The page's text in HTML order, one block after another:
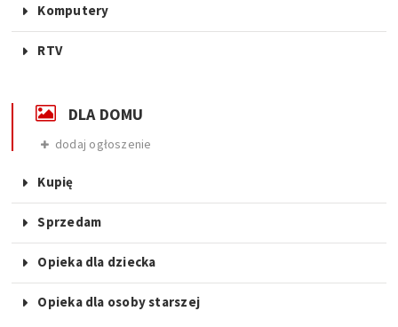
Komputery
RTV
DLA DOMU
dodaj ogłoszenie
Kupię
Sprzedam
Opieka dla dziecka
Opieka dla osoby starszej